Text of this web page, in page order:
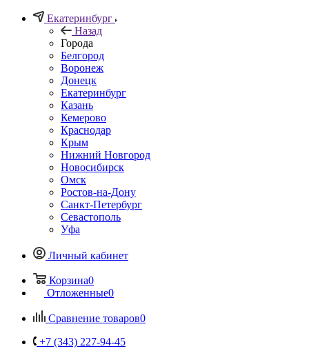
Екатеринбург
Назад
Города
Белгород
Воронеж
Донецк
Екатеринбург
Казань
Кемерово
Краснодар
Крым
Нижний Новгород
Новосибирск
Омск
Ростов-на-Дону
Санкт-Петербург
Севастополь
Уфа
Личный кабинет
Корзина0
Отложенные0
Сравнение товаров0
+7 (343) 227-94-45